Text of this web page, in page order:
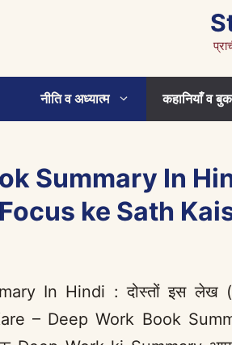
नीति व अध्यात्म कहानियाँ व
Summary In
ke Sath
In Hindi : दोस्तों इस लेख
– Deep Work Book